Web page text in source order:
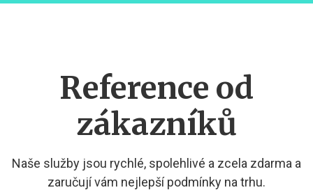
Reference od
zákazníků
Naše služby jsou rychlé, spolehlivé a zcela zdarma a
zaručují vám nejlepší podmínky na trhu.